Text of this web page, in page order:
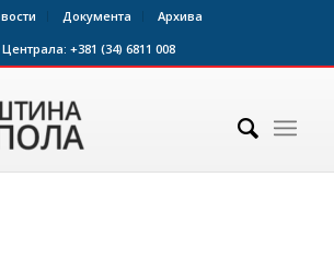
Документа
Архива
Централа: +381 (34) 6811 008